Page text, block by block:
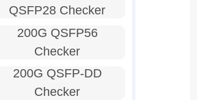
QSFP28 Checker
200G QSFP56
Checker
200G QSFP-DD
Checker